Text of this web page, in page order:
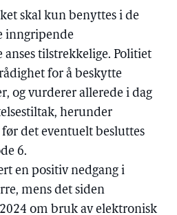
skal kun benyttes i de
inngripende
tilstrekkelige. Politiet
for å beskytte
og vurderer allerede i dag
herunder
det eventuelt besluttes
6.
en positiv nedgang i
mens det siden
om bruk av elektronisk